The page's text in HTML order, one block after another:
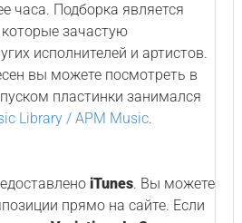
часа. Подборка является
зачастую
исполнителей и артистов.
вы можете посмотреть в
пластинки занимался
Library / APM Music.
iTunes. Вы можете
прямо на сайте. Если